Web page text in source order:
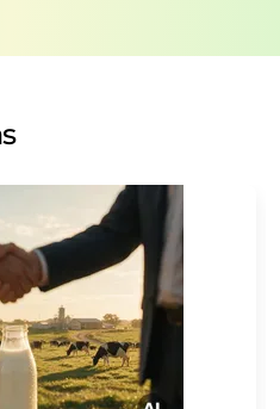
pode entrar em contato
Você pode revogar
sem fornecer
e-mail em
para o futuro. Além
link para cancelar a